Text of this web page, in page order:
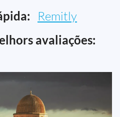
Remitly
avaliações: